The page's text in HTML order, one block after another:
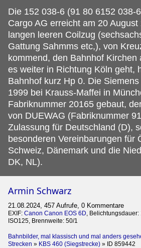
Die 152 038-6 (91 80 6152 038-
Cargo AG erreicht am 20
langen leeren Coilzug
Gattung Sahmms etc,), von
kommend, den Bahnhof Kirchen
es weiter in Richtung Köln geht,
Bahnhof kurz Hp 0. Die
1999 bei Krauss-Maffei in
Fabriknummer 20165 gebaut,
von DUEWAG (Fabriknummer
Zulassung für Deutschland (D),
besonderen Vereinbarungen für
Schweiz, Dänemark und die
DK, NL).
Armin Schwarz
21.08.2024, 457 Aufrufe, 0 Kommentare
EXIF: Canon Canon EOS 6D ,
ISO125, Brennweite: 50/1
Bahnbilder, mal klassisch und mal anders
Strecken » KBS 460 (Siegstrecke) » ID 859442